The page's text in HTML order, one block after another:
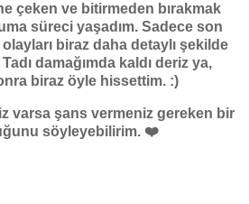
çeken ve bitirmeden bırakmak
süreci yaşadım. Sadece son
olayları biraz daha detaylı şekilde
damağımda kaldı deriz ya,
biraz öyle hissettim. :)
varsa şans vermeniz gereken bir
söyleyebilirim. ❤️